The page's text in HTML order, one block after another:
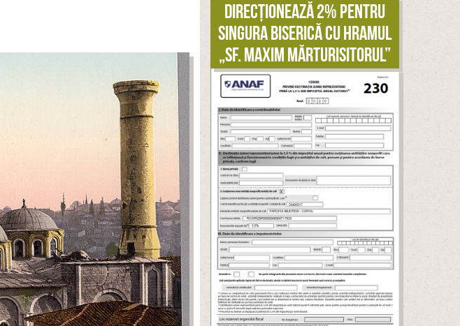
Direcționează 2% pentru
singura biserică cu hramul
„Sf. Maxim Mărturisitorul”